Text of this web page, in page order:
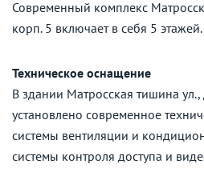
Современный комплекс
корп. 5 включает в себя 5 этажей.
Техническое оснащение
В здании Матросская тишина ул.,
установлено современное
системы вентиляции и
системы контроля доступа и